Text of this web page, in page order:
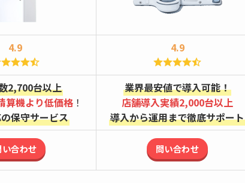
4.9 4.9
2,700台以上
算機より低価格！
保守サービス
業界最安値で導入可能！
店舗導入実績2,000台以上
導入から運用まで徹底サポート
い合わせ 問い合わせ